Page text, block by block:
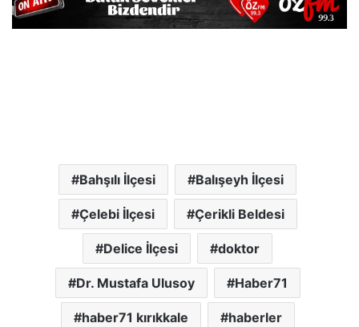
Bahşılı İlçesi Balışeyh İlçesi
Çelebi İlçesi Çerikli Beldesi
Delice İlçesi doktor
Dr. Mustafa Ulusoy Haber71
haber71 kırıkkale haberler